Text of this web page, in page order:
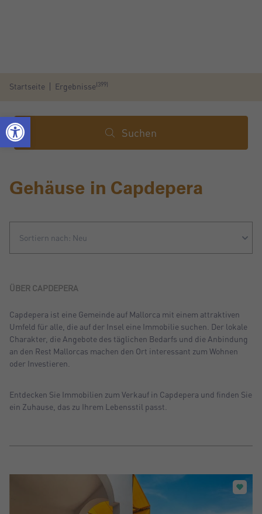
Startseite Ergebnisse(399)
Suchen
Gehäuse in Capdepera
Sortiern nach: Neu
Sortiern nach: Preis absteigend
Sortiern nach: Meist besuchte
ÜBER CAPDEPERA
Capdepera ist eine Gemeinde auf Mallorca mit einem attraktiven
Umfeld für alle, die auf der Insel eine Immobilie suchen. Der lokale
Charakter, die Angebote des täglichen Bedarfs und die Anbindung
an den Rest Mallorcas machen den Ort interessant zum Wohnen
oder Investieren.
Entdecken Sie Immobilien zum Verkauf in Capdepera und finden Sie
ein Zuhause, das zu Ihrem Lebensstil passt.